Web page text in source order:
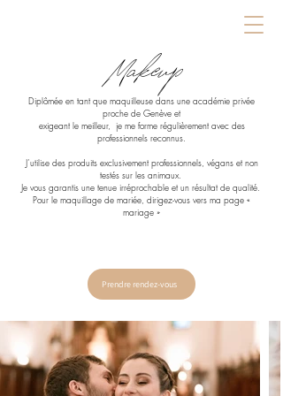
Makeup
Diplômée en tant que maquilleuse dans une académie privée
proche de Genève et
exigeant le meilleur, je me forme régulièrement avec des
professionnels reconnus.
J’utilise des produits exclusivement professionnels, végans et non
testés sur les animaux.
Je vous garantis une tenue irréprochable et un résultat de qualité.
Pour le maquillage de mariée, dirigez-vous vers ma page «
mariage »
Prendre rendez-vous